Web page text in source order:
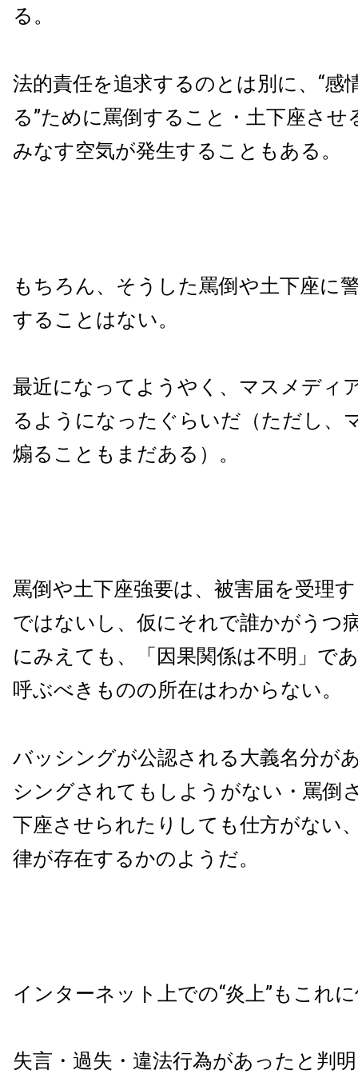
る。
法的責任を追求するのとは別に、“感
る”ために罵倒すること・土下座させ
みなす空気が発生することもある。
もちろん、そうした罵倒や土下座に
することはない。
最近になってようやく、マスメディ
るようになったぐらいだ（ただし、
煽ることもまだある）。
罵倒や土下座強要は、被害届を受理
ではないし、仮にそれで誰かがうつ
にみえても、「因果関係は不明」で
呼ぶべきものの所在はわからない。
バッシングが公認される大義名分が
シングされてもしようがない・罵倒
下座させられたりしても仕方がない
律が存在するかのようだ。
インターネット上での“炎上”もこれ
失言・過失・違法行為があったと判